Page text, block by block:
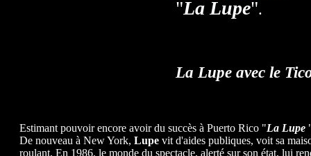
"La Lupe".
La Lupe avec le
Estimant pouvoir encore avoir du succès à Puerto Rico "La Lupe"
De nouveau à New York, Lupevit d'aides publiques, voit sa
roulant. En 1986, le monde du spectacle, alerté sur son état, lui